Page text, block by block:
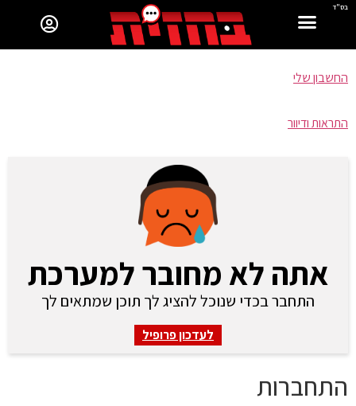
בס"ד
החשבון שלי
התראות ודיוור
אתה לא מחובר למערכת
התחבר בכדי שנוכל להציג לך תוכן שמתאים לך
לעדכון פרופיל
התחברות